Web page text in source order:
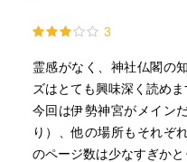
3
霊感がなく、神社仏閣の
ズはとても興味深く読めま
今回は伊勢神宮がメイン
り）、他の場所もそれぞ
のページ数は少なすぎかと･